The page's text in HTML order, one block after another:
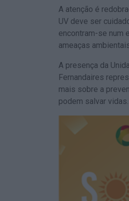
A atenção é
UV deve ser
encontram-se num
ameaças
A presença da
Fernandaires
mais sobre a
podem salvar vidas.